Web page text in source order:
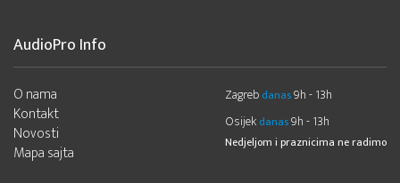
AudioPro Info
O nama
Kontakt
Novosti
Mapa sajta
Zagreb danas9h - 13h
Osijek danas9h - 13h
Nedjeljom i praznicima ne radimo